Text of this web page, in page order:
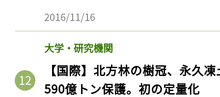
2016/11/16
大学・研究機関
【国際】北方林の樹冠、永久
590億トン保護。初の定量化